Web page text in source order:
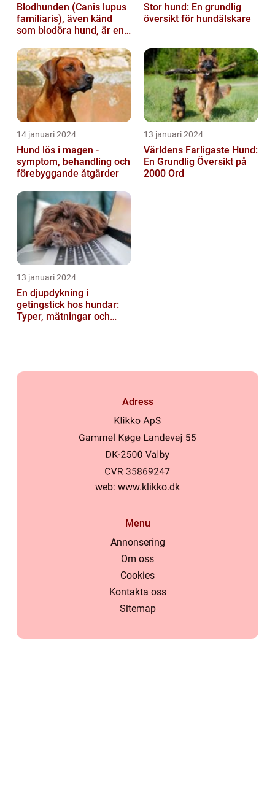
Blodhunden (Canis lupus
familiaris), även känd
som blodöra hund, är en
kara...
Stor hund: En grundlig
översikt för hundälskare
14 januari 2024
Hund lös i magen -
symptom, behandling och
förebyggande åtgärder
13 januari 2024
Världens Farligaste Hund:
En Grundlig Översikt på
2000 Ord
13 januari 2024
En djupdykning i
getingstick hos hundar:
Typer, mätningar och
Adress
web: www.klikko.dk
Menu
Annonsering
Om oss
Cookies
Kontakta oss
Sitemap